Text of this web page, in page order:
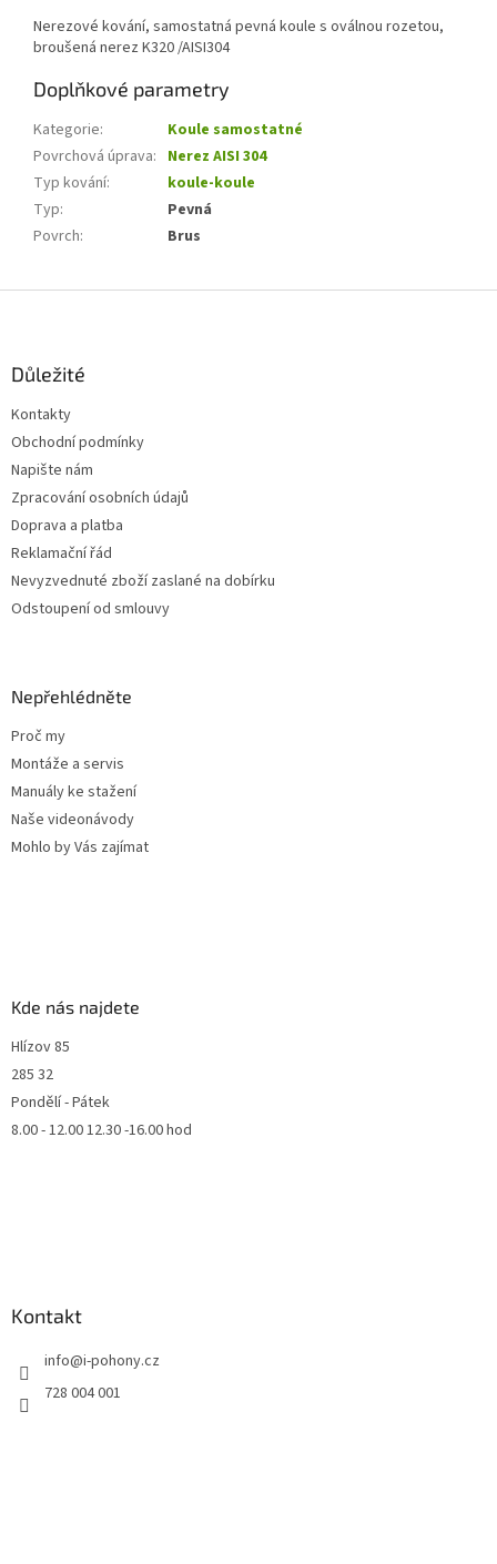
Nerezové kování, samostatná pevná koule s oválnou rozetou,
broušená nerez K320 /AISI304
Doplňkové parametry
Kategorie:
Koule samostatné
Povrchová úprava: Nerez AISI 304
Typ kování:
koule-koule
Typ:
Pevná
Povrch: Brus
Důležité
Kontakty
Obchodní podmínky
Napište nám
Zpracování osobních údajů
Doprava a platba
Reklamační řád
Nevyzvednuté zboží zaslané na dobírku
Odstoupení od smlouvy
Nepřehlédněte
Proč my
Montáže a servis
Manuály ke stažení
Naše videonávody
Mohlo by Vás zajímat
Kde nás najdete
Hlízov 85
285 32
Pondělí - Pátek
8.00 - 12.00 12.30 -16.00 hod
Kontakt
info@i-pohony.cz
728 004 001